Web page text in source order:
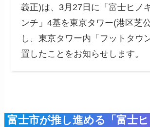
義正)は、3月27日に「富士ヒノ
ンチ」4基を東京タワー(港区芝
し、東京タワー内「フットタウ
置したことをお知らせします。
富士市が推し進める「富士